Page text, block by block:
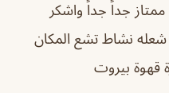
ممتاز جداً جداً واشكر
شعله نشاط تشع المكان
قهوة بيروت